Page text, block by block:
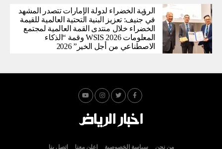
الرؤية الخضراء لدولة الإمارات تتصدر المشهد
في جنيف: تعزيز البنية التحتية العالمية للقيمة
الخضراء خلال منتدى القمة العالمية لمجتمع
المعلومات WSIS 2026 وقمة “الذكاء
الاصطناعي من أجل الخير” 2026
من نحن سياسة الخصوصية اعلن معنا اتصل بنا